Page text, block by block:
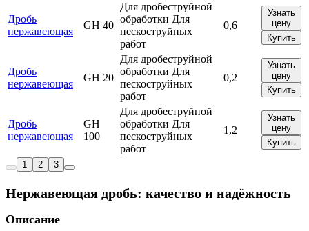
Дробь
нержавеющая
GH 40
Для дробеструйной
обработки Для
пескоструйных
работ
0,6
Узнать
цену
Купить
Дробь
нержавеющая
GH 20
Для дробеструйной
обработки Для
пескоструйных
работ
0,2
Узнать
цену
Купить
Дробь
нержавеющая
GH
100
Для дробеструйной
обработки Для
пескоструйных
работ
1,2
Узнать
цену
Купить
1 2 3
Нержавеющая дробь: качество и надёжность
Описание